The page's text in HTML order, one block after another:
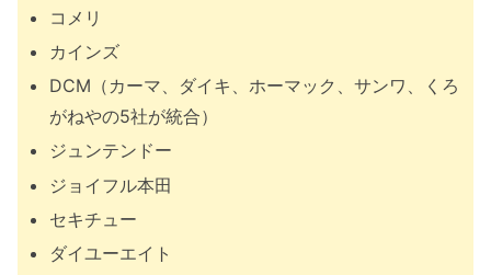
コメリ
カインズ
DCM（カーマ、ダイキ、ホーマック、サンワ、くろ
がねやの5社が統合）
ジュンテンドー
ジョイフル本田
セキチュー
ダイユーエイト